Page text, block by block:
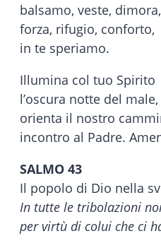
balsamo, veste, dimora,
forza, rifugio, conforto,
in te speriamo.
Illumina col tuo Spirito
l’oscura notte del male,
orienta il nostro
incontro al Padre.
SALMO 43
Il popolo di Dio nella
In tutte le tribolazioni
per virtù di colui che ci